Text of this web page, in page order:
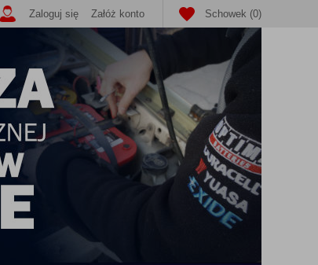
Schowek (0)
Zaloguj się Załóż konto